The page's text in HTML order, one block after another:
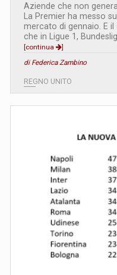
Aziende che non
La Premier ha messo
mercato di gennaio. E
che in Ligue 1,
[continua
]
di Federica Zambino
REGNO UNITO